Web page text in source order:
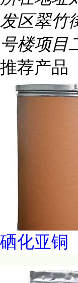
发区翠竹
号楼项目
推荐产品
硒化亚铜